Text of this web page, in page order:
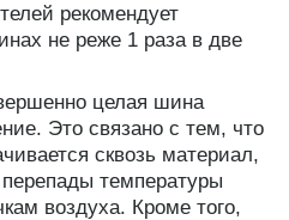
рекомендует
не реже 1 раза в две
целая шина
Это связано с тем, что
сквозь материал,
температуры
воздуха. Кроме того,